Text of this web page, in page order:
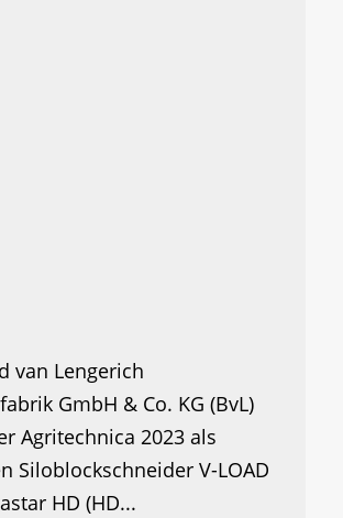
van Lengerich
GmbH & Co. KG (BvL)
Agritechnica 2023 als
Siloblockschneider V-LOAD
HD (HD...